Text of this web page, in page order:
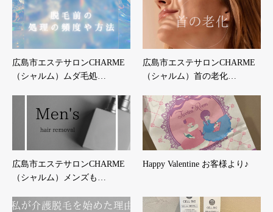
広島市エステサロンCHARME
（シャルム）ムダ毛処…
広島市エステサロンCHARME
（シャルム）首の老化…
広島市エステサロンCHARME
（シャルム）メンズも…
Happy Valentine お客様より♪